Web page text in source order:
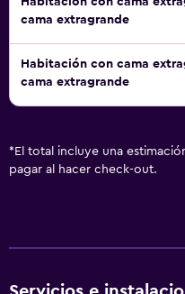
cama extragrande
Habitación con cama
cama extragrande
* El total incluye una
pagar al hacer check-out.